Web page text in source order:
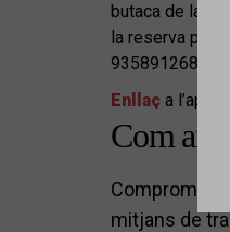
butaca de la
la reserva
935891268.
Enllaç a
Com
mitjans de